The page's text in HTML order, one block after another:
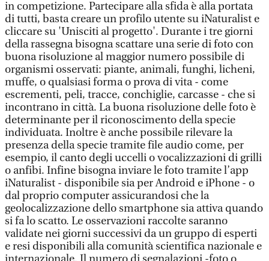
in competizione. Partecipare alla sfida è alla portata
di tutti, basta creare un profilo utente su iNaturalist e
cliccare su 'Unisciti al progetto'. Durante i tre giorni
della rassegna bisogna scattare una serie di foto con
buona risoluzione al maggior numero possibile di
organismi osservati: piante, animali, funghi, licheni,
muffe, o qualsiasi forma o prova di vita - come
escrementi, peli, tracce, conchiglie, carcasse - che si
incontrano in città. La buona risoluzione delle foto è
determinante per il riconoscimento della specie
individuata. Inoltre è anche possibile rilevare la
presenza della specie tramite file audio come, per
esempio, il canto degli uccelli o vocalizzazioni di grilli
o anfibi. Infine bisogna inviare le foto tramite l’app
iNaturalist - disponibile sia per Android e iPhone - o
dal proprio computer assicurandosi che la
geolocalizzazione dello smartphone sia attiva quando
si fa lo scatto. Le osservazioni raccolte saranno
validate nei giorni successivi da un gruppo di esperti
e resi disponibili alla comunità scientifica nazionale e